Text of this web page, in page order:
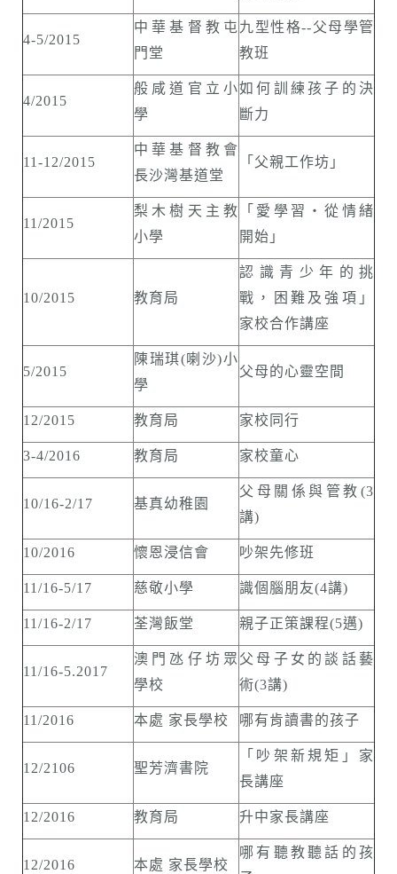
4-5/2015
中華基督教屯
門堂
九型性格--父母學管
教班
4/2015
般咸道官立小
學
如何訓練孩子的決
斷力
11-12/2015
中華基督教會
長沙灣基道堂
「父親工作坊」
11/2015
梨木樹天主教
小學
「愛學習‧從情緒
開始」
10/2015 教育局
認識青少年的挑
戰，困難及強項」
家校合作講座
5/2015
陳瑞琪(喇沙)小
學
父母的心靈空間
12/2015 教育局 家校同行
3-4/2016 教育局 家校童心
10/16-2/17 基真幼稚園
父母關係與管教(3
講)
10/2016 懷恩浸信會 吵架先修班
11/16-5/17 慈敬小學 識個腦朋友(4講)
11/16-2/17 荃灣飯堂 親子正策課程(5邁)
11/16-5.2017
澳門氹仔坊眾
學校
父母子女的談話藝
術(3講)
11/2016 本處 家長學校 哪有肯讀書的孩子
12/2106 聖芳濟書院
「吵架新規矩」家
長講座
12/2016 教育局 升中家長講座
12/2016 本處 家長學校
哪有聽教聽話的孩